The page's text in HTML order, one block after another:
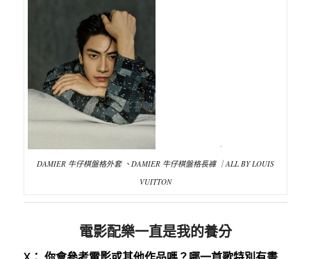
DAMIER 牛仔棋盤格外套 、DAMIER 牛仔棋盤格長褲 ｜ALL BY LOUIS
VUITTON
電影配樂一直是我的養分